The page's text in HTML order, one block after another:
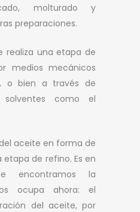
molturado y
preparaciones.
realiza una etapa de
medios mecánicos
o bien a través de
solventes como el
aceite en forma de
de refino. Es en
encontramos la
ocupa ahora: el
del aceite, por